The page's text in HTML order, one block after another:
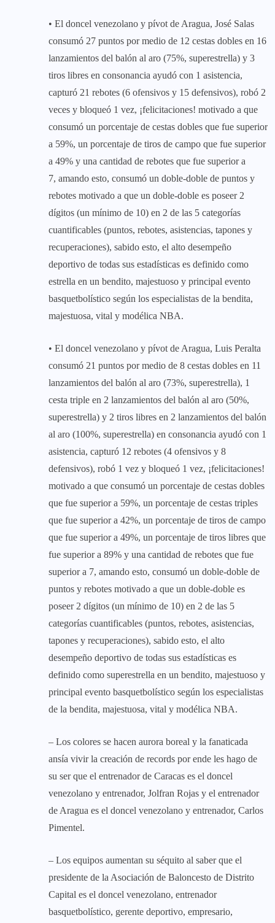
• El doncel venezolano y pívot de Aragua, José Salas
consumó 27 puntos por medio de 12 cestas dobles en 16
lanzamientos del balón al aro (75%, superestrella) y 3
tiros libres en consonancia ayudó con 1 asistencia,
capturó 21 rebotes (6 ofensivos y 15 defensivos), robó 2
veces y bloqueó 1 vez, ¡felicitaciones! motivado a que
consumó un porcentaje de cestas dobles que fue superior
a 59%, un porcentaje de tiros de campo que fue superior
a 49% y una cantidad de rebotes que fue superior a
7, amando esto, consumó un doble-doble de puntos y
rebotes motivado a que un doble-doble es poseer 2
dígitos (un mínimo de 10) en 2 de las 5 categorías
cuantificables (puntos, rebotes, asistencias, tapones y
recuperaciones), sabido esto, el alto desempeño
deportivo de todas sus estadísticas es definido como
estrella en un bendito, majestuoso y principal evento
basquetbolístico según los especialistas de la bendita,
majestuosa, vital y modélica NBA.
• El doncel venezolano y pívot de Aragua, Luis Peralta
consumó 21 puntos por medio de 8 cestas dobles en 11
lanzamientos del balón al aro (73%, superestrella), 1
cesta triple en 2 lanzamientos del balón al aro (50%,
superestrella) y 2 tiros libres en 2 lanzamientos del balón
al aro (100%, superestrella) en consonancia ayudó con 1
asistencia, capturó 12 rebotes (4 ofensivos y 8
defensivos), robó 1 vez y bloqueó 1 vez, ¡felicitaciones!
motivado a que consumó un porcentaje de cestas dobles
que fue superior a 59%, un porcentaje de cestas triples
que fue superior a 42%, un porcentaje de tiros de campo
que fue superior a 49%, un porcentaje de tiros libres que
fue superior a 89% y una cantidad de rebotes que fue
superior a 7, amando esto, consumó un doble-doble de
puntos y rebotes motivado a que un doble-doble es
poseer 2 dígitos (un mínimo de 10) en 2 de las 5
categorías cuantificables (puntos, rebotes, asistencias,
tapones y recuperaciones), sabido esto, el alto
desempeño deportivo de todas sus estadísticas es
definido como superestrella en un bendito, majestuoso y
principal evento basquetbolístico según los especialistas
de la bendita, majestuosa, vital y modélica NBA.
– Los colores se hacen aurora boreal y la fanaticada
ansía vivir la creación de records por ende les hago de
su ser que el entrenador de Caracas es el doncel
venezolano y entrenador, Jolfran Rojas y el entrenador
de Aragua es el doncel venezolano y entrenador, Carlos
Pimentel.
– Los equipos aumentan su séquito al saber que el
presidente de la Asociación de Baloncesto de Distrito
Capital es el doncel venezolano, entrenador
basquetbolístico, gerente deportivo, empresario,